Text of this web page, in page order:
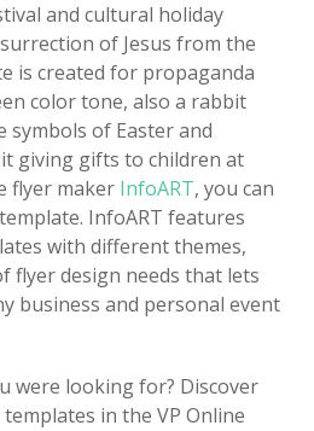
and cultural holiday
of Jesus from the
is created for propaganda
color tone, also a rabbit
symbols of Easter and
giving gifts to children at
flyer maker InfoART, you can
InfoART features
with different themes,
flyer design needs that lets
business and personal event
were looking for? Discover
in the VP Online